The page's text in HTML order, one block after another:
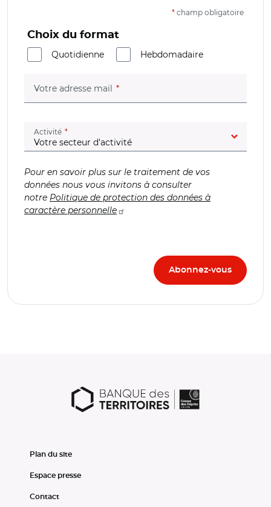
* champ obligatoire
Choix du format
Quotidienne
Hebdomadaire
Votre adresse mail (champ obligatoire)
Activité (champ obligatoire)
Pour en savoir plus sur le traitement de vos
données nous vous invitons à consulter
notre Politique de protection des données à
caractère personnelle
Plan du site
Espace presse
Contact